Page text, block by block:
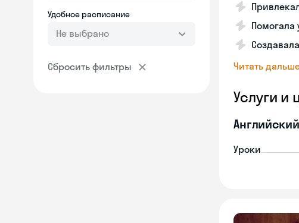
Удобное расписание
Не выбрано
Сбросить фильтры
Помогала
Читать
Услуги и
Уроки